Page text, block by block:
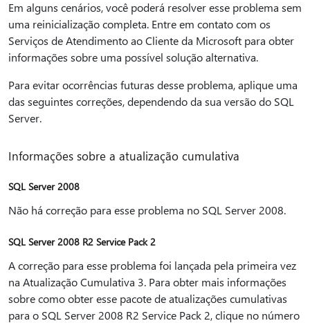
Em alguns cenários, você poderá resolver esse problema sem
uma reinicialização completa. Entre em contato com os
Serviços de Atendimento ao Cliente da Microsoft para obter
informações sobre uma possível solução alternativa.
Para evitar ocorrências futuras desse problema, aplique uma
das seguintes correções, dependendo da sua versão do SQL
Server.
Informações sobre a atualização cumulativa
SQL Server 2008
Não há correção para esse problema no SQL Server 2008.
SQL Server 2008 R2 Service Pack 2
A correção para esse problema foi lançada pela primeira vez
na Atualização Cumulativa 3. Para obter mais informações
sobre como obter esse pacote de atualizações cumulativas
para o SQL Server 2008 R2 Service Pack 2, clique no número